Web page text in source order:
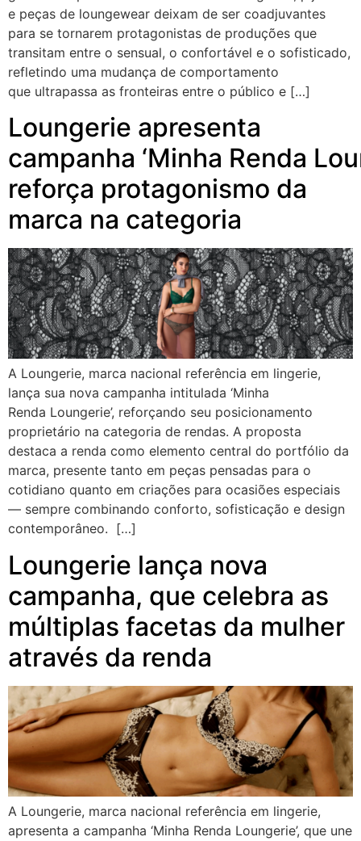
e peças de loungewear deixam de ser coadjuvantes
para se tornarem protagonistas de produções que
transitam entre o sensual, o confortável e o sofisticado,
refletindo uma mudança de comportamento
que ultrapassa as fronteiras entre o público e […]
Loungerie apresenta
campanha ‘Minha Renda
reforça protagonismo da
marca na categoria
A Loungerie, marca nacional referência em lingerie,
lança sua nova campanha intitulada ‘Minha
Renda Loungerie’, reforçando seu posicionamento
proprietário na categoria de rendas. A proposta
destaca a renda como elemento central do portfólio da
marca, presente tanto em peças pensadas para o
cotidiano quanto em criações para ocasiões especiais
— sempre combinando conforto, sofisticação e design
contemporâneo. […]
Loungerie lança nova
campanha, que celebra as
múltiplas facetas da mulher
através da renda
A Loungerie, marca nacional referência em lingerie,
apresenta a campanha ‘Minha Renda Loungerie’, que une